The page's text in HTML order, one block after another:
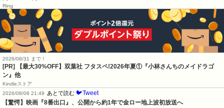
Ring
2026/08/31 まで！
[PR] 【最大30%OFF】双葉社 フタスペ!2026年夏①『小林さんちのメイドラゴ
ン』他
Kindleストア
2026/08/08 21:49
あとで読む 🐦Tweet
【驚愕】映画『8番出口』、公開から約1年で金ロー地上波初放送へ